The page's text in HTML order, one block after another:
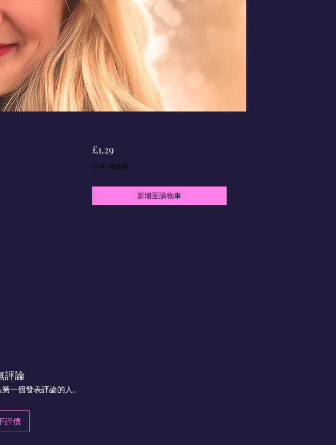
£1.29價
格
已含 增值税
新增至購物車
評論
一個發表評論的人。
評價